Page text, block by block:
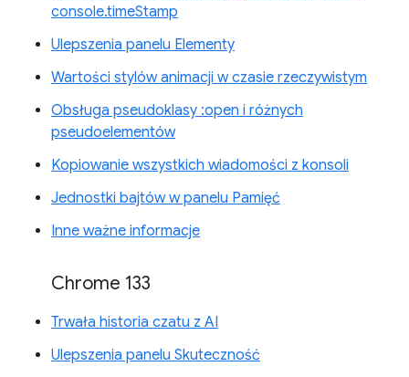
console.timeStamp
Ulepszenia panelu Elementy
Wartości stylów animacji w czasie rzeczywistym
Obsługa pseudoklasy :open i różnych
pseudoelementów
Kopiowanie wszystkich wiadomości z konsoli
Jednostki bajtów w panelu Pamięć
Inne ważne informacje
Chrome 133
Trwała historia czatu z AI
Ulepszenia panelu Skuteczność